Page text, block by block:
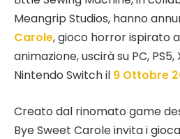
Meangrip Studios, hanno
Carole, gioco horror ispirato
animazione, uscirà su PC, PS5,
Nintendo Switch il 9 Ottobre
Creato dal rinomato game
Bye Sweet Carole invita i